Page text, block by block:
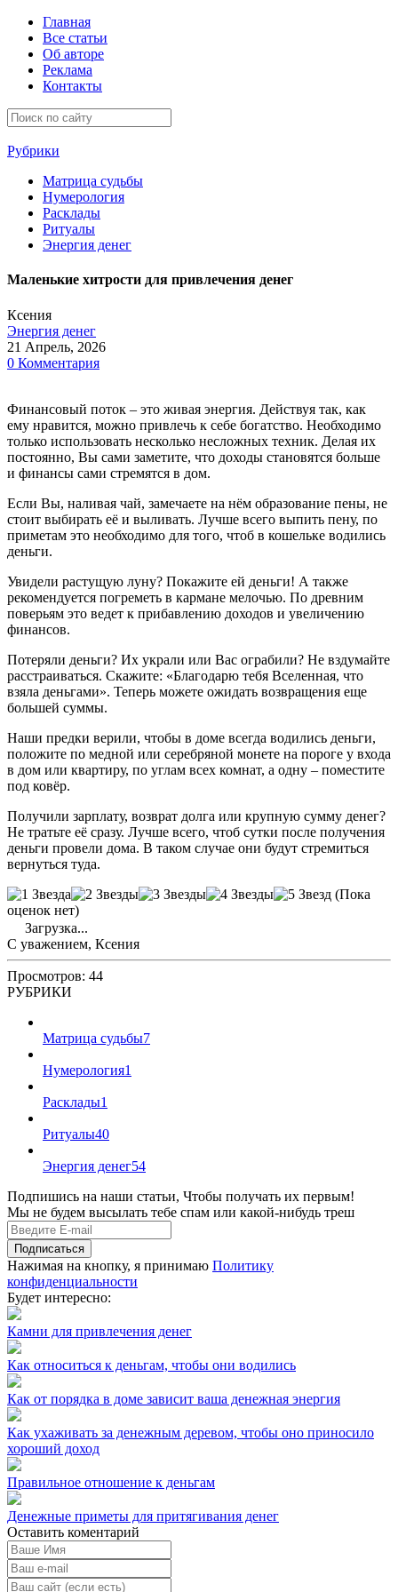
Главная
Все статьи
Об авторе
Реклама
Контакты
Рубрики
Матрица судьбы
Нумерология
Расклады
Ритуалы
Энергия денег
Маленькие хитрости для привлечения денег
Ксения
Энергия денег
21 Апрель, 2026
0 Комментария
Финансовый поток – это живая энергия. Действуя так, как
ему нравится, можно привлечь к себе богатство. Необходимо
только использовать несколько несложных техник. Делая их
постоянно, Вы сами заметите, что доходы становятся больше
и финансы сами стремятся в дом.
Если Вы, наливая чай, замечаете на нём образование пены, не
стоит выбирать её и выливать. Лучше всего выпить пену, по
приметам это необходимо для того, чтоб в кошельке водились
деньги.
Увидели растущую луну? Покажите ей деньги! А также
рекомендуется погреметь в кармане мелочью. По древним
поверьям это ведет к прибавлению доходов и увеличению
финансов.
Потеряли деньги? Их украли или Вас ограбили? Не вздумайте
расстраиваться. Скажите: «Благодарю тебя Вселенная, что
взяла деньгами». Теперь можете ожидать возвращения еще
большей суммы.
Наши предки верили, чтобы в доме всегда водились деньги,
положите по медной или серебряной монете на пороге у входа
в дом или квартиру, по углам всех комнат, а одну – поместите
под ковёр.
Получили зарплату, возврат долга или крупную сумму денег?
Не тратьте её сразу. Лучше всего, чтоб сутки после получения
деньги провели дома. В таком случае они будут стремиться
вернуться туда.
(Пока
оценок нет)
Загрузка...
С уважением, Ксения
Просмотров: 44
РУБРИКИ
Матрица судьбы7
Нумерология1
Расклады1
Ритуалы40
Энергия денег54
Подпишись на наши статьи, Чтобы получать их первым!
Мы не будем высылать тебе спам или какой-нибудь треш
Подписаться
Нажимая на кнопку, я принимаю Политику
конфиденциальности
Будет интересно:
Камни для привлечения денег
Как относиться к деньгам, чтобы они водились
Как от порядка в доме зависит ваша денежная энергия
Как ухаживать за денежным деревом, чтобы оно приносило
хороший доход
Правильное отношение к деньгам
Денежные приметы для притягивания денег
Оставить коментарий